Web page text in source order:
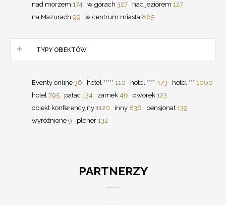
nad morzem 174 w górach 327 nad jeziorem 127
na Mazurach 99 w centrum miasta 865
TYPY OBIEKTÓW
Eventy online 36 hotel ***** 110 hotel **** 473 hotel *** 1000
hotel 795 pałac 134 zamek 46 dworek 123
obiekt konferencyjny 1120 inny 836 pensjonat 139
wyróżnione 9 plener 132
PARTNERZY